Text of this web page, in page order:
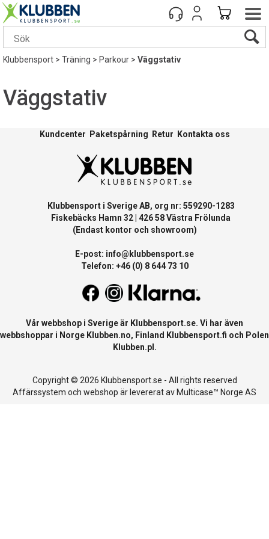
Klubbensport>Träning>Parkour>Väggstativ
Väggstativ
Kundcenter Paketspårning Retur Kontakta oss
Klubbensport i Sverige AB, org nr: 559290-1283
Fiskebäcks Hamn 32 | 426 58 Västra Frölunda
(Endast kontor och showroom)
E-post: info@klubbensport.se
Telefon: +46 (0) 8 644 73 10
Vår webbshop i Sverige är Klubbensport.se. Vi har även
webbshoppar i Norge Klubben.no, Finland Klubbensport.fi och Polen
Klubben.pl .
Copyright © 2026 Klubbensport.se - All rights reserved
Affärssystem och webshop är levererat av Multicase™ Norge AS